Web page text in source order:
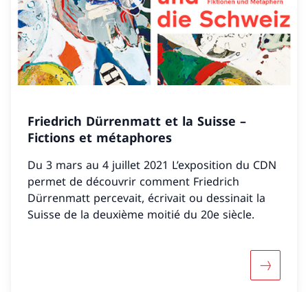
Friedrich Dürrenmatt et la Suisse –
Fictions et métaphores
Du 3 mars au 4 juillet 2021 L’exposition du CDN
permet de découvrir comment Friedrich
Dürrenmatt percevait, écrivait ou dessinait la
Suisse de la deuxième moitié du 20e siècle.